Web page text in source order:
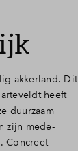
akkerland. Dit
heeft
duurzaam
zijn mede-
Concreet